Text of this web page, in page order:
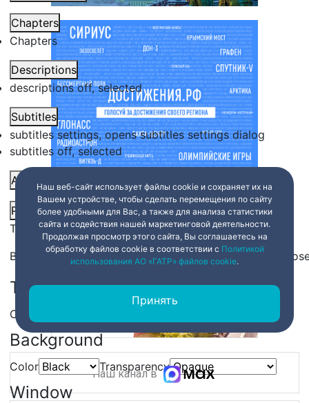
Chapters
Chapters
Descriptions
descriptions off, selected
Subtitles
subtitles settings, opens subtitles settings dialog
subtitles off, selected
Audio Track
Picture-in-Picture Fullscreen Share
This is a modal window.
Beginning of dialog window. Escape will cancel and
Text
Color
Background
Color Transparency
Window
Наш канал в
Наш веб-сайт использует файлы cookie и сохраняет их на
Вашем устройстве, чтобы сделать перемещения по сайту
более удобными для Вас, а также для анализа статистики
сайта и содействия нашей маркетинговой деятельности.
Продолжая просмотр этого сайта, Вы соглашаетесь на
обработку файлов cookie в соответствии с Политикой
использования АО «ГАТР» файлов cookie.
Принять